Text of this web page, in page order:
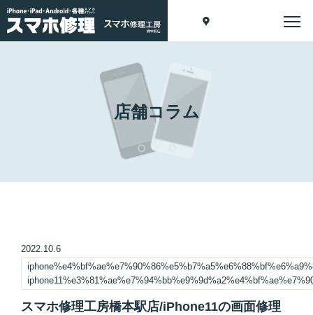
店舗コラム
2022.10.6
スマホ修理工房橋本駅店/iPhone11の画面修理